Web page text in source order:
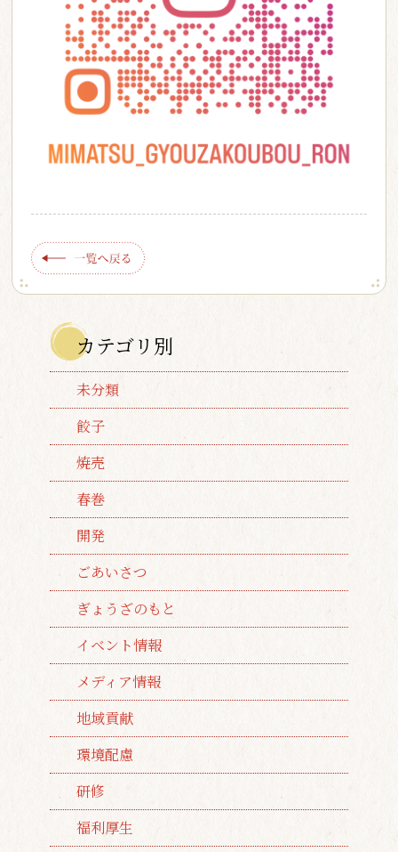
カテゴリ別
未分類
餃子
焼売
春巻
開発
ごあいさつ
ぎょうざのもと
イベント情報
メディア情報
地域貢献
環境配慮
研修
福利厚生